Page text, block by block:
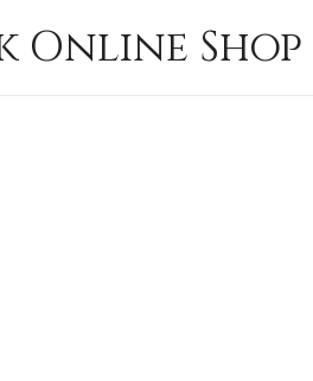
Online Shop